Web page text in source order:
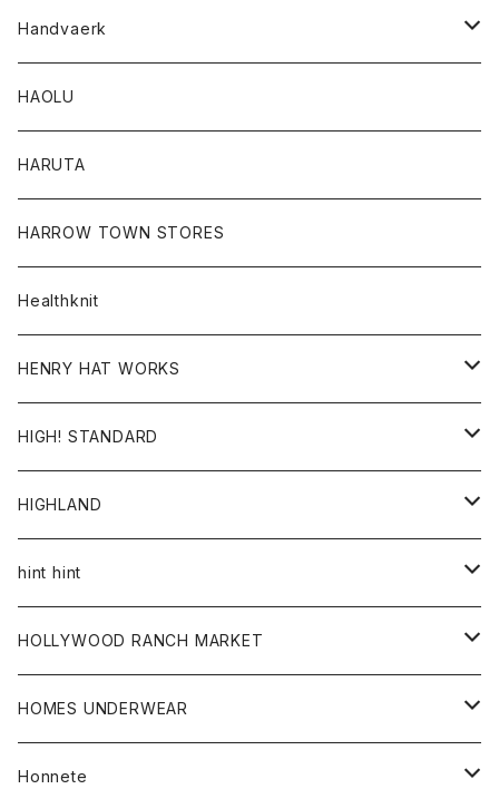
アウター
カーディガン
コート
トップス
シャツ
スウェット
レディース
カーディガン
コート
ボトム
パンツ
Handvaerk
トップス
Tシャツ
ロンTEE
HAOLU
HARUTA
HARROW TOWN STORES
Healthknit
HENRY HAT WORKS
帽子
HIGH! STANDARD
アウター
ジャケット
トップス
シャツ
カーディガン
ボトム
グッズ
帽子
HIGHLAND
帽子
hint hint
ストール
HOLLYWOOD RANCH MARKET
アウター
カーディガン
アクセサリー
HOMES UNDERWEAR
アウター
Honnete